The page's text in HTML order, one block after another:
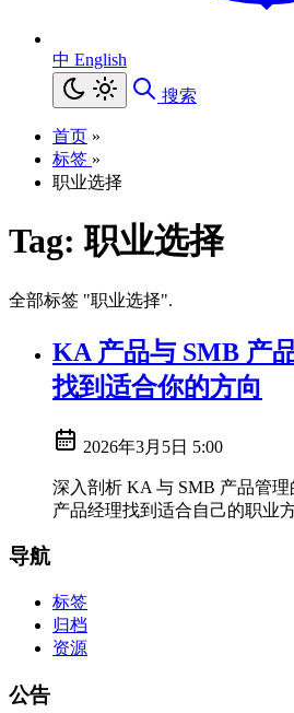
中 English
搜索
首页 »
标签 »
职业选择
Tag:职业选择
全部标签 "职业选择".
KA 产品与 SMB 产
找到适合你的方向
2026年3月5日 5:00
深入剖析 KA 与 SMB 产品管
产品经理找到适合自己的职业方
导航
标签
归档
资源
公告